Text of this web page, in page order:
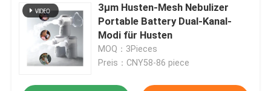
3μm Husten-Mesh Nebulizer
Portable Battery Dual-Kanal-
Modi für Husten
MOQ：3Pieces
Preis：CNY58-86 piece